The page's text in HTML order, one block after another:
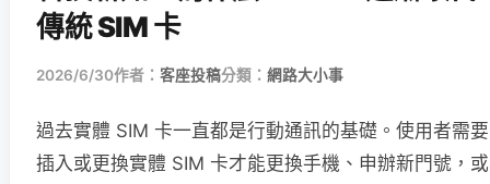
傳統 SIM 卡
2026/6/30作者： 客座投稿分類： 網路大小事
過去實體 SIM 卡一直都是行動通訊的基礎。使用者需要
插入或更換實體 SIM 卡才能更換手機、申辦新門號，或